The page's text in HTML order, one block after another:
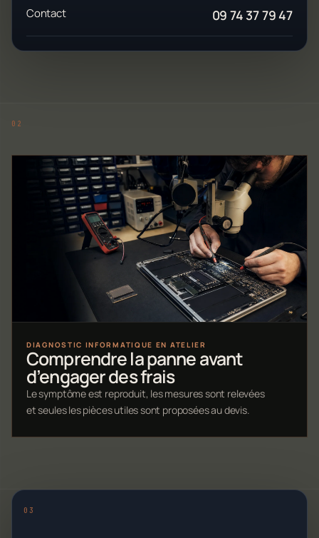
Contact 09 74 37 79 47
DIAGNOSTIC INFORMATIQUE EN ATELIER
Comprendre la panne avant
d’engager des frais
Le symptôme est reproduit, les mesures sont relevées
et seules les pièces utiles sont proposées au devis.